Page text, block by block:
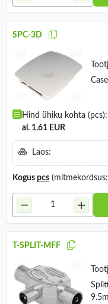
SPC-3D
Hind ühiku kohta (pcs):
al. 1.61 EUR
Laos:
Kogus pcs
T-SPLIT-MFF